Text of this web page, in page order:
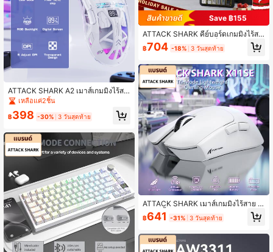
ATTACK SHARK A2 เมาส์เกมมิ่งไร้สา
ยโปร่งใส โหมดคู่ Bluetooth 5.0/2.4G
สำหรับ PC, PixArt 3212 ปรับ DPI ได้
5 ระดับ, เมาส์เงียบชาร์จไฟได้พร้อมจอ
เหลือแค่2ชิ้น
฿398 -30% 3 วันสุดท้าย
Save ฿155
ATTACK SHARK คีย์บอร์ดเกมมิ่งไร้สา
ย M75 ไฟ RGB แบบแบ็คไลท์ แบตเตอ
รี่ 2000mAh จอแสดงผลอัจฉริยะและปุ่
฿704 -18% 3 วันสุดท้าย
ATTACK SHARK เมาส์เกมมิ่งไร้สาย X
11SE น้ำหนักเบาพิเศษ, 3 โหมด: Bluet
ooth 5.2/2.4G/มีสาย, PAW3311 22K
เด็กผู้หญิง, รุ่นปีใหม่ 2026
฿641 -31% 3 วันสุดท้าย